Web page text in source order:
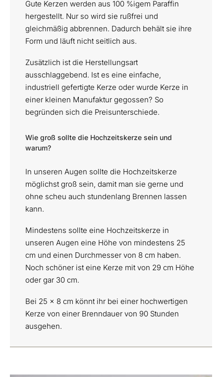
Gute Kerzen werden aus 100 %igem Paraffin
hergestellt. Nur so wird sie rußfrei und
gleichmäßig abbrennen. Dadurch behält sie ihre
Form und läuft nicht seitlich aus.
Zusätzlich ist die Herstellungsart
ausschlaggebend. Ist es eine einfache,
industriell gefertigte Kerze oder wurde Kerze in
einer kleinen Manufaktur gegossen? So
begründen sich die Preisunterschiede.
Wie groß sollte die Hochzeitskerze sein und
warum?
In unseren Augen sollte die Hochzeitskerze
möglichst groß sein, damit man sie gerne und
ohne scheu auch stundenlang Brennen lassen
kann.
Mindestens sollte eine Hochzeitskerze in
unseren Augen eine Höhe von mindestens 25
cm und einen Durchmesser von 8 cm haben.
Noch schöner ist eine Kerze mit von 29 cm Höhe
oder gar 30 cm.
Bei 25 x 8 cm könnt ihr bei einer hochwertigen
Kerze von einer Brenndauer von 90 Stunden
ausgehen.